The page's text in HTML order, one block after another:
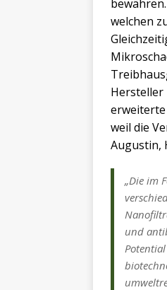
welchen
Hersteller
weil die
Augustin,
„Die im
und